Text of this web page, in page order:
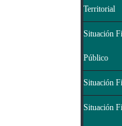
Territorial
Situación
Público
Situación
Situación